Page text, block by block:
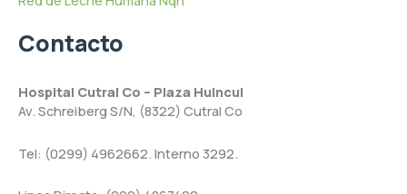
Contacto
Hospital Cutral Co – Plaza Huincul
Av. Schreiberg S/N, (8322) Cutral Co
Tel: (0299) 4962662. Interno 3292.